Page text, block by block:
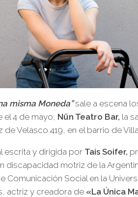
misma Moneda”sale a escena
el 4 de mayo, Nün Teatro Bar, la
de Velasco 419, en el barrio de
escrita y dirigida por Tais Soifer,
discapacidad motriz de la
Comunicación Social en la
actriz y creadora de «La Única